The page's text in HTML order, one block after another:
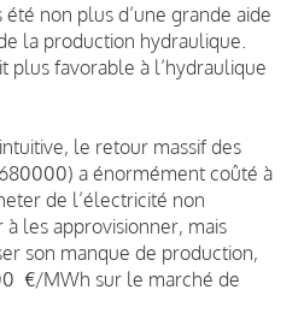
été non plus d’une grande aide
la production hydraulique.
plus favorable à l’hydraulique
le retour massif des
a énormément coûté à
de l’électricité non
les approvisionner, mais
son manque de production,
€/MWh sur le marché de